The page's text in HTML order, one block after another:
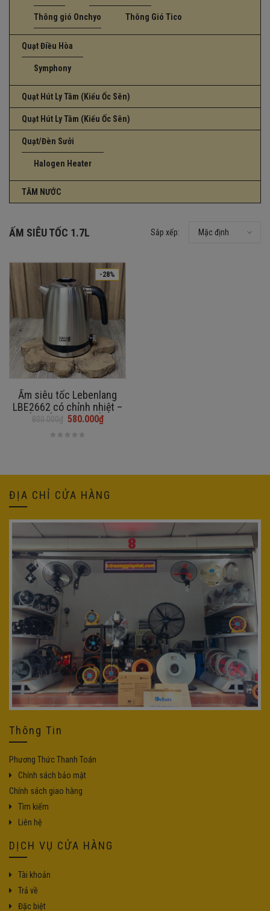
Thông gió Onchyo Thông Gió Tico
Quạt Điều Hòa
Symphony
Quạt Hút Ly Tâm (Kiểu Ốc Sên)
Quạt Hút Ly Tâm (Kiểu Ốc Sên)
Quạt/Đèn Sưởi
Halogen Heater
TĂM NƯỚC
ẤM SIÊU TỐC 1.7L Sắp xếp: Mặc định
-28%
Ấm siêu tốc Lebenlang
LBE2662 có chỉnh nhiệt –
BẢO HÀNH 24 THÁNG
800.000₫ 580.000₫
580.000₫.
ĐỊA CHỈ CỬA HÀNG
Thông Tin
Phương Thức Thanh Toán
Chính sách bảo mật
Chính sách giao hàng
Tìm kiếm
Liên hệ
DỊCH VỤ CỬA HÀNG
Tài khoản
Trả về
Đặc biệt